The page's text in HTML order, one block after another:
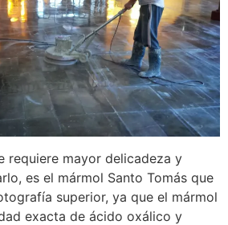
requiere mayor delicadeza y
es el mármol Santo Tomás que
superior, ya que el mármol
exacta de ácido oxálico y